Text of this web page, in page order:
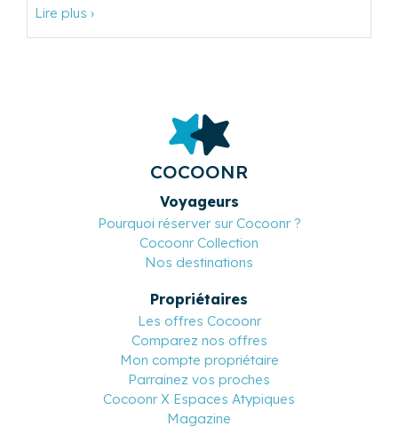
Lire plus ›
COCOONR
Voyageurs
Pourquoi réserver sur Cocoonr ?
Cocoonr Collection
Nos destinations
Propriétaires
Les offres Cocoonr
Comparez nos offres
Mon compte propriétaire
Parrainez vos proches
Cocoonr X Espaces Atypiques
Magazine